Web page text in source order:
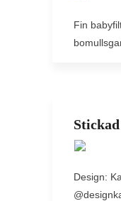
Fin
Design: